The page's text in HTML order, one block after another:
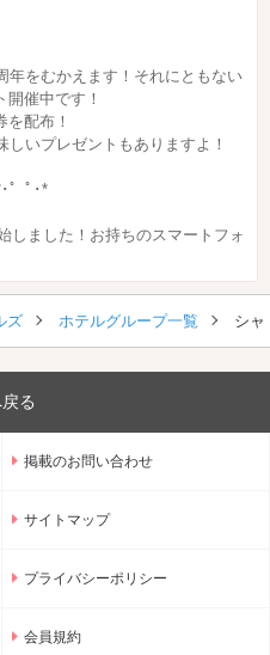
年をむかえます！それにともない
催中です！
配布！
いプレゼントもありますよ！
゜ﾟ･*
しました！お持ちのスマートフォ
ズ ホテルグループ一覧 シャ
戻る
掲載のお問い合わせ
サイトマップ
プライバシーポリシー
会員規約